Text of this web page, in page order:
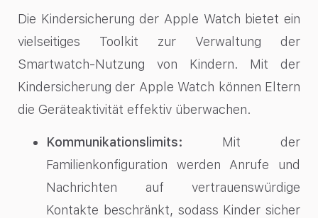
Die Kindersicherung der Apple Watch bietet ein
vielseitiges Toolkit zur Verwaltung der
Smartwatch-Nutzung von Kindern. Mit der
Kindersicherung der Apple Watch können Eltern
die Geräteaktivität effektiv überwachen.
Kommunikationslimits: Mit der
Familienkonfiguration werden Anrufe und
Nachrichten auf vertrauenswürdige
Kontakte beschränkt, sodass Kinder sicher